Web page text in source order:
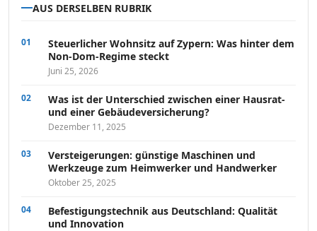
AUS DERSELBEN RUBRIK
Steuerlicher Wohnsitz auf Zypern: Was hinter dem
Non-Dom-Regime steckt
Juni 25, 2026
Was ist der Unterschied zwischen einer Hausrat-
und einer Gebäudeversicherung?
Dezember 11, 2025
Versteigerungen: günstige Maschinen und
Werkzeuge zum Heimwerker und Handwerker
Oktober 25, 2025
Befestigungstechnik aus Deutschland: Qualität
und Innovation